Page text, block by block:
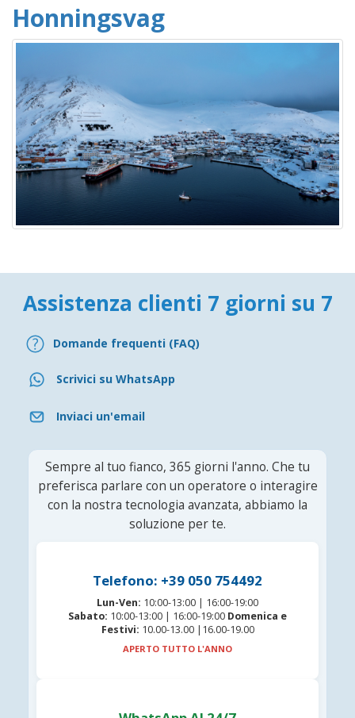
Honningsvag
Assistenza clienti 7 giorni su 7
Domande frequenti (FAQ)
Scrivici su WhatsApp
Inviaci un'email
Sempre al tuo fianco, 365 giorni l'anno. Che tu
preferisca parlare con un operatore o interagire
con la nostra tecnologia avanzata, abbiamo la
soluzione per te.
Telefono: +39 050 754492
Lun-Ven: 10:00-13:00 | 16:00-19:00
Sabato: 10:00-13:00 | 16:00-19:00 Domenica e
Festivi: 10.00-13.00 |16.00-19.00
APERTO TUTTO L'ANNO